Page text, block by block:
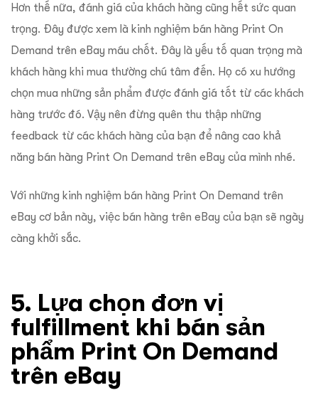
Hơn thế nữa, đánh giá của khách hàng cũng hết sức quan
trọng. Đây được xem là kinh nghiệm bán hàng Print On
Demand trên eBay máu chốt. Đây là yếu tố quan trọng mà
khách hàng khi mua thường chú tâm đến. Họ có xu hướng
chọn mua những sản phẩm được đánh giá tốt từ các khách
hàng trước đó. Vậy nên đừng quên thu thập những
feedback từ các khách hàng của bạn để nâng cao khả
năng bán hàng Print On Demand trên eBay của mình nhé.
Với những kinh nghiệm bán hàng Print On Demand trên
eBay cơ bản này, việc bán hàng trên eBay của bạn sẽ ngày
càng khởi sắc.
5. Lựa chọn đơn vị
fulfillment khi bán sản
phẩm Print On Demand
trên eBay